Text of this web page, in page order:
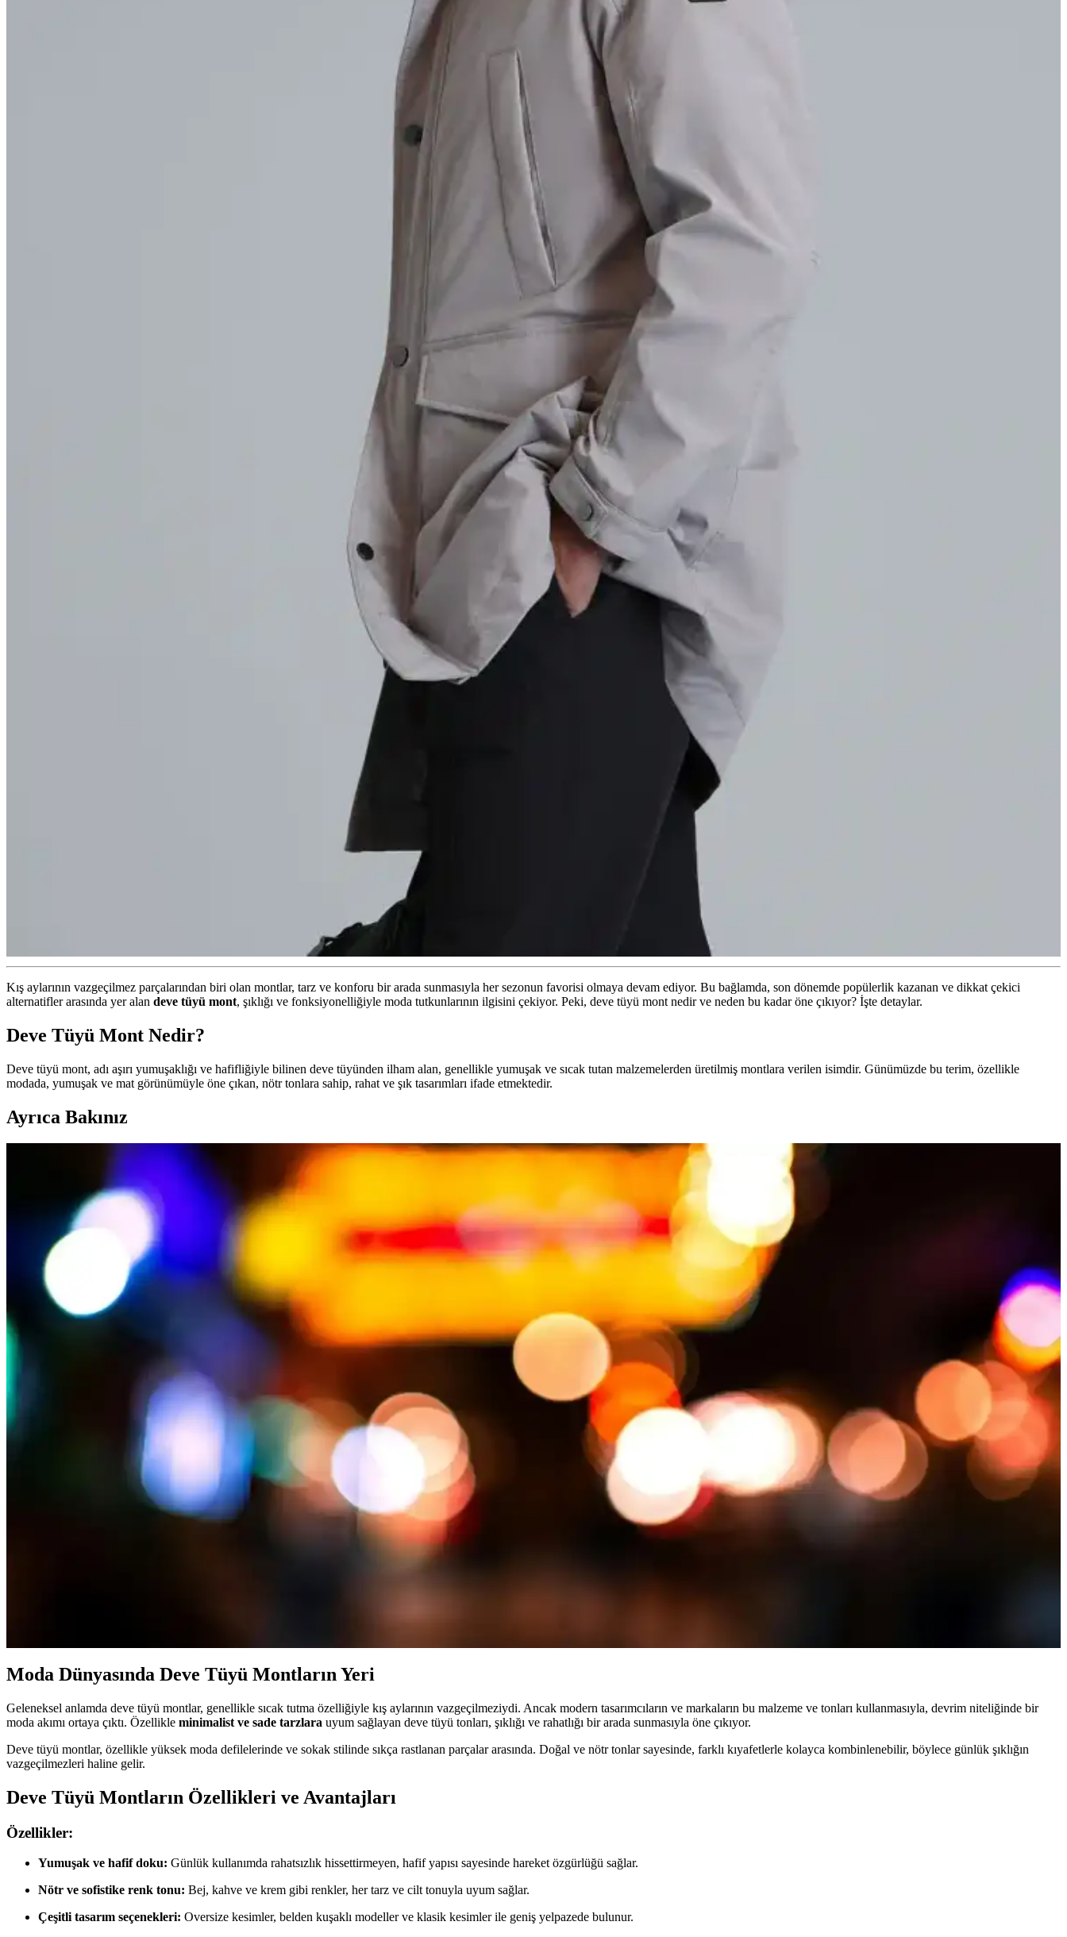
Kış aylarının vazgeçilmez parçalarından biri olan montlar, tarz ve konforu bir arada sunmasıyla her sezonun favorisi olmaya devam ediyor. Bu bağlamda, son dönemde popülerlik kazanan ve dikkat çekici
alternatifler arasında yer alan deve tüyü mont, şıklığı ve fonksiyonelliğiyle moda tutkunlarının ilgisini çekiyor. Peki, deve tüyü mont nedir ve neden bu kadar öne çıkıyor? İşte detaylar.
Deve Tüyü Mont Nedir?
Deve tüyü mont, adı aşırı yumuşaklığı ve hafifliğiyle bilinen deve tüyünden ilham alan, genellikle yumuşak ve sıcak tutan malzemelerden üretilmiş montlara verilen isimdir. Günümüzde bu terim, özellikle
modada, yumuşak ve mat görünümüyle öne çıkan, nötr tonlara sahip, rahat ve şık tasarımları ifade etmektedir.
Ayrıca Bakınız
Nubuk Mont Bakımı ve Temizliği İçin Detaylı Rehber ve İpuçları
Nubuk montların bakımı ve temizliği için temel kurallar, doğru ürünler ve dikkat edilmesi gerekenler hakkında detaylı bilgiler. Uzun ömürlü ve yeni gibi görünmesini sağlayın.
Erkek Çocuklar İçin Kış Montu Seçerken Dikkat Edilmesi Gerekenler ve En İyi Modeller
Erkek çocuklar için uygun mont seçimi, ısı yalıtımı, su geçirmezlik, dayanıklılık ve şıklık gibi faktörleri göz önüne alarak yapılmalı. Doğru mont, onların konforu ve sağlığı için önemlidir.
Regular Kalıp Nedir ve Mont Seçiminde Neden Tercih Edilir
Regular kalıp, rahat ve klasik kesim anlamına gelir. Montlerde kullanımı, hareket özgürlüğü ve estetik uyumu sağlar. Günlük ve şık kombinlerde tercih edilen bu kesim, beden uyumu ve konfor sunar.
Beyaz Şişme Mont Seçimi ve Kombinasyonlarıyla Kışa Şıklık Katın
Beyaz şişme montlar, kışın şıklık ve fonksiyonelliği bir arada sunar. Moda trendleri, kullanım ipuçları ve uygun modellerle kış gardırobunuzu yenileyin.
Mont Yıkama ve Bakım Rehberi: Uzman Tavsiyeleri ve Doğru Yöntemler
Montlerin doğru yıkama ve bakım yöntemleriyle ömrünü uzatın. Etiket talimatlarına uyun, uygun temizlik ve saklama yöntemleriyle formunu koruyun, kış aylarında şıklığınız ve konforunuz için önemli detaylar.
Erkekler İçin Su Geçirmez Montler: Kış ve Yağmurlu Havalara Uygun Şık ve Fonksiyonel Seçenekler
Erkekler için su geçirmez montler, hava koşullarına karşı koruma sağlar, şıklık ve fonksiyonellik sunar. Farklı modeller ve teknolojilerle, doğru seçim yapmanız için ipuçları içerir.
Kadın Tesettür Uzun Mont Modelleri ve Stil Önerileri 2024
Moda Dünyasında Deve Tüyü Montların Yeri
Geleneksel anlamda deve tüyü montlar, genellikle sıcak tutma özelliğiyle kış aylarının vazgeçilmeziydi. Ancak modern tasarımcıların ve markaların bu malzeme ve tonları kullanmasıyla, devrim niteliğinde bir
moda akımı ortaya çıktı. Özellikle minimalist ve sade tarzlara uyum sağlayan deve tüyü tonları, şıklığı ve rahatlığı bir arada sunmasıyla öne çıkıyor.
Deve tüyü montlar, özellikle yüksek moda defilelerinde ve sokak stilinde sıkça rastlanan parçalar arasında. Doğal ve nötr tonlar sayesinde, farklı kıyafetlerle kolayca kombinlenebilir, böylece günlük şıklığın
vazgeçilmezleri haline gelir.
Deve Tüyü Montların Özellikleri ve Avantajları
Özellikler:
Yumuşak ve hafif doku: Günlük kullanımda rahatsızlık hissettirmeyen, hafif yapısı sayesinde hareket özgürlüğü sağlar.
Nötr ve sofistike renk tonu: Bej, kahve ve krem gibi renkler, her tarz ve cilt tonuyla uyum sağlar.
Çeşitli tasarım seçenekleri: Oversize kesimler, belden kuşaklı modeller ve klasik kesimler ile geniş yelpazede bulunur.